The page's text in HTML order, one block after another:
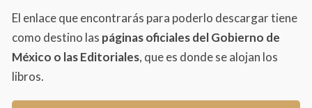
El enlace que encontrarás para poderlo descargar tiene
como destino las páginas oficiales del Gobierno de
México o las Editoriales, que es donde se alojan los
libros.